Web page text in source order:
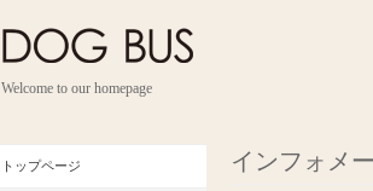
Welcome to our homepage
インフォメ
トップページ